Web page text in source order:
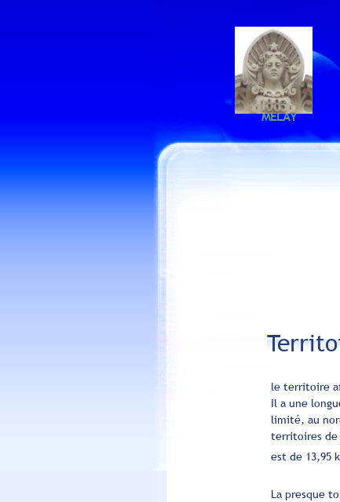
MELAY
le territoire
Il a une
limité, au
territoires de
est de 13,95
La presque